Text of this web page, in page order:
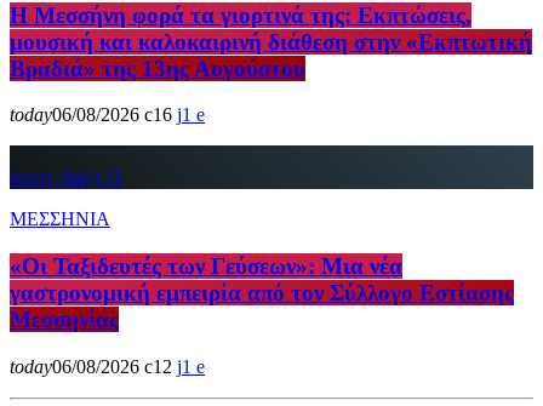
Η Μεσσήνη φορά τα γιορτινά της: Εκπτώσεις,
μουσική και καλοκαιρινή διάθεση στην «Εκπτωτική
Βραδιά» της 13ης Αυγούστου
today06/08/2026 16 1
insert_link
1
ΜΕΣΣΗΝΙΑ
«Οι Ταξιδευτές των Γεύσεων»: Μια νέα
γαστρονομική εμπειρία από τον Σύλλογο Εστίασης
Μεσσηνίας
today06/08/2026 12 1